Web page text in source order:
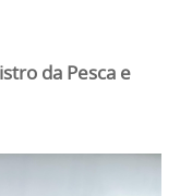
da Pesca e